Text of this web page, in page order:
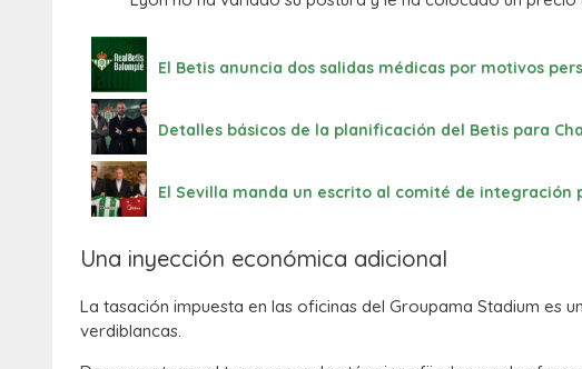
El Betis anuncia dos salidas médicas por motivos
Detalles básicos de la planificación del Betis para
El Sevilla manda un escrito al comité de
Una inyección económica adicional
La tasación impuesta en las oficinas del Groupama Stadium es
verdiblancas.